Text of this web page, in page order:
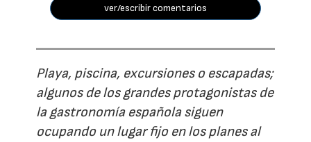
ver/escribir comentarios
Playa, piscina, excursiones o escapadas;
algunos de los grandes protagonistas de
la gastronomía española siguen
ocupando un lugar fijo en los planes al